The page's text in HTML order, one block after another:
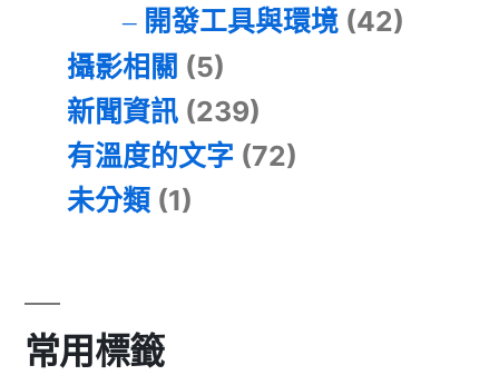
開發工具與環境(42)
攝影相關 (5)
新聞資訊 (239)
有溫度的文字 (72)
未分類 (1)
常用標籤